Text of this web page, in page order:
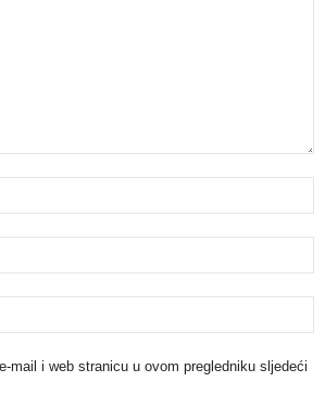
mail i web stranicu u ovom pregledniku sljedeći